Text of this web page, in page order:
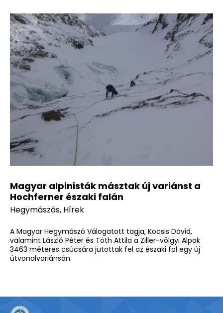
Magyar alpinisták másztak új variánst a
Hochferner északi falán
Hegymászás, Hírek
A Magyar Hegymászó Válogatott tagja, Kocsis Dávid,
valamint László Péter és Tóth Attila a Ziller-völgyi Alpok
3463 méteres csúcsára jutottak fel az északi fal egy új
útvonalvariánsán